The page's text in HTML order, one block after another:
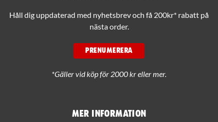
Mer information
Håll dig uppdaterad med nyhetsbrev och få 200kr* rabatt på
nästa order.
PRENUMERERA
*Gäller vid köp för 2000 kr eller mer.